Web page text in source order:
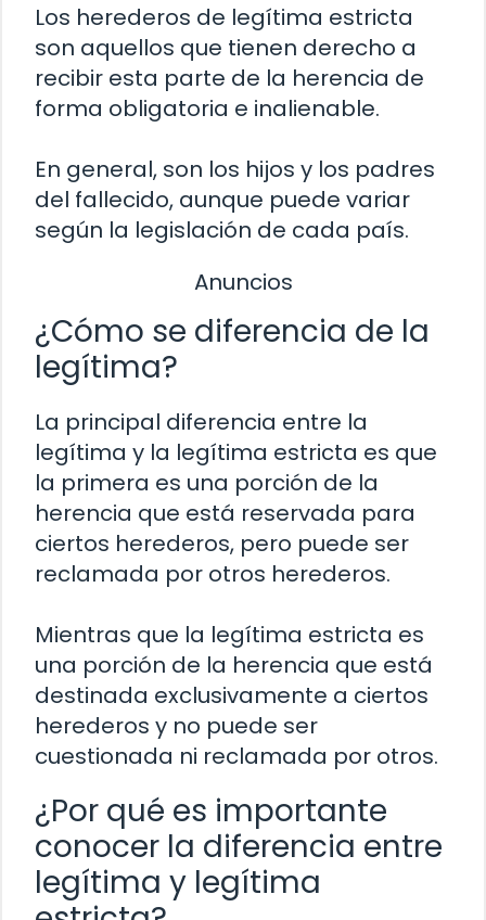
Los herederos de legítima estricta
son aquellos que tienen derecho a
recibir esta parte de la herencia de
forma obligatoria e inalienable.
En general, son los hijos y los padres
del fallecido, aunque puede variar
según la legislación de cada país.
Anuncios
¿Cómo se diferencia de la
legítima?
La principal diferencia entre la
legítima y la legítima estricta es que
la primera es una porción de la
herencia que está reservada para
ciertos herederos, pero puede ser
reclamada por otros herederos.
Mientras que la legítima estricta es
una porción de la herencia que está
destinada exclusivamente a ciertos
herederos y no puede ser
cuestionada ni reclamada por otros.
¿Por qué es importante
conocer la diferencia entre
legítima y legítima